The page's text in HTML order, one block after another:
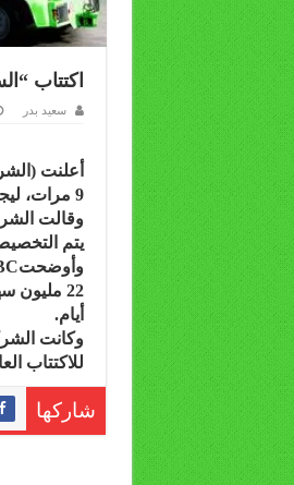
اكتتاب
سعيد بدر
أعلنت
9 مرات، ليجمع الاكتتاب 25.3 مليار ريال، بسعر 50 ريالاً للسهم الواحد.
يتم
أيام.
للاكتتاب
شاركها